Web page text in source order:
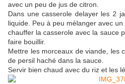
avec un peu de jus de citron.
Dans une casserole delayer les 2
liquide. Peu à peu mélanger avec
chauffer la casserole avec la sauce
faire bouillir.
Mettre les morceaux de viande, les
de persil haché dans la sauce.
Servir bien chaud avec du riz et les